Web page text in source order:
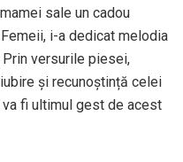
sale un cadou
i-a dedicat melodia
Prin versurile piesei,
și recunoștință celei
fi ultimul gest de acest